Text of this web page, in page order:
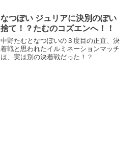
なつぽい ジュリアに決別のぽい
捨て！？たむのコズエンへ！！
中野たむとなつぽいの３度目の正直、決
着戦と思われたイルミネーションマッチ
は、実は別の決着戦だった！？